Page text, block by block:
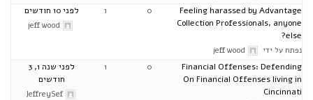
Feeling harassed by Advantage
Collection Professionals, anyone
else?
נפתח על ידי jeff wood
0
1 לפני 10 חודשים
jeff wood
Financial Offenses: Defending
On Financial Offenses living in
Cincinnati
0
1
לפני שנה 1, 3
חודשים
JeffreySef